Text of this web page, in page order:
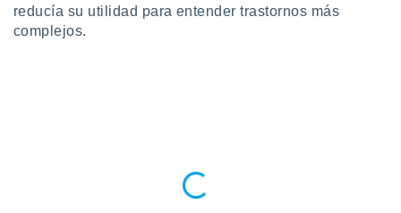
reducía su utilidad para entender trastornos más
complejos.